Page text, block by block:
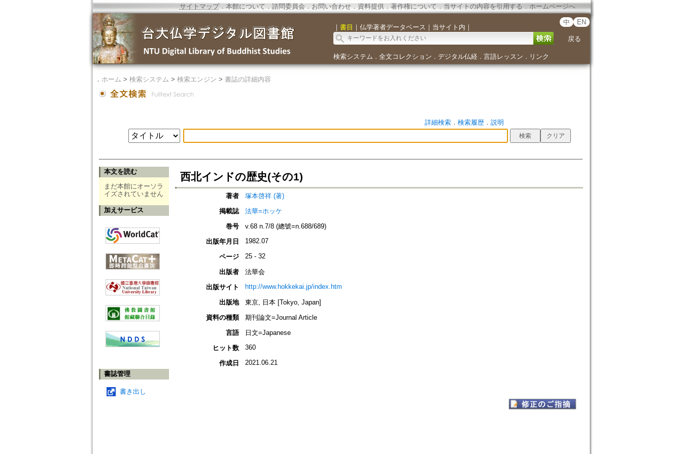
サイトマップ．本館について ． 諮問委員会． お問い合わせ． 資料提供． 著作権について．当サイトの内容を引用する ． ホームページへ
｜ 書目 ｜ 仏学著者データベース ｜ 当サイト内 ｜
中 EN
戻る
検索システム ． 全文コレクション ． デジタル仏経． 言語レッスン ． リンク
． ホーム > 検索システム > 検索エンジン > 書誌の詳細内容
詳細検索． 検索履歴． 説明
本文を読む
まだ本館にオーソラ
イズされていません
加えサービス
書誌管理
書き出し
西北インドの歴史(その1)
著者
塚本啓祥 (著)
掲載誌
法華=ホッケ
巻号
v.68 n.7/8 (總號=n.688/689)
出版年月日
1982.07
ページ 25 - 32
出版者
法華会
出版サイト
http://www.hokkekai.jp/index.htm
出版地
東京, 日本 [Tokyo, Japan]
資料の種類
期刊論文=Journal Article
言語
日文=Japanese
ヒット数
360
作成日 2021.06.21